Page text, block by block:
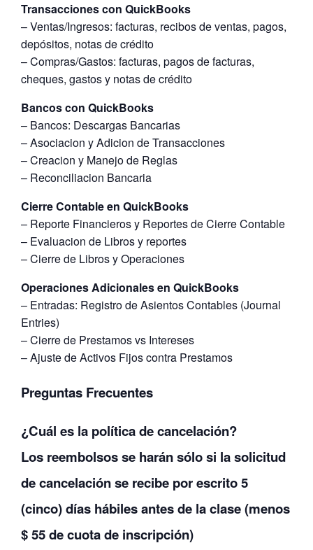
Transacciones con QuickBooks
– Ventas/Ingresos: facturas, recibos de ventas, pagos,
depósitos, notas de crédito
– Compras/Gastos: facturas, pagos de facturas,
cheques, gastos y notas de crédito
Bancos con QuickBooks
– Bancos: Descargas Bancarias
– Asociacion y Adicion de Transacciones
– Creacion y Manejo de Reglas
– Reconciliacion Bancaria
Cierre Contable en QuickBooks
– Reporte Financieros y Reportes de Cierre Contable
– Evaluacion de Libros y reportes
– Cierre de Libros y Operaciones
Operaciones Adicionales en QuickBooks
– Entradas: Registro de Asientos Contables (Journal
Entries)
– Cierre de Prestamos vs Intereses
– Ajuste de Activos Fijos contra Prestamos
Preguntas Frecuentes
¿Cuál es la política de cancelación?
Los reembolsos se harán sólo si la solicitud
de cancelación se recibe por escrito 5
(cinco) días hábiles antes de la clase (menos
$ 55 de cuota de inscripción)